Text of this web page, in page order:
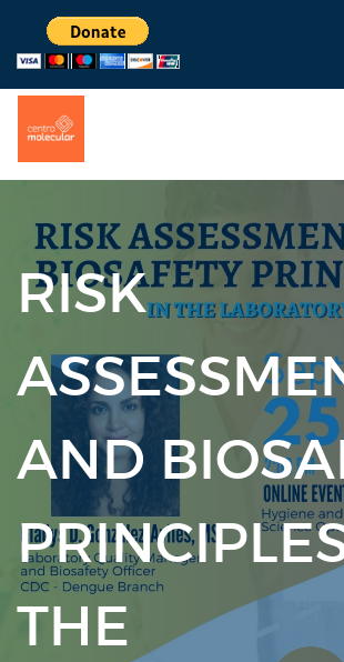
RISK
AND
THE